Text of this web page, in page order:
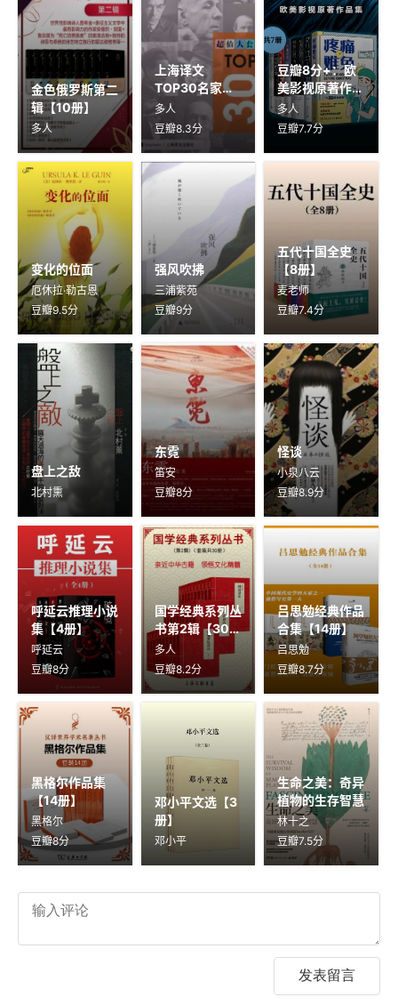
金色俄罗斯第二
辑【10册】
多人
上海译文
TOP30名家名
作大套装【30
册2022年版】
多人
豆瓣8.3分
豆瓣8分+：欧
美影视原著作品
集【7册】
多人
豆瓣7.7分
变化的位面
厄休拉·勒古恩
豆瓣9.5分
强风吹拂
三浦紫苑
豆瓣9分
五代十国全史
【8册】
麦老师
豆瓣7.4分
盘上之敌
北村熏
东霓
笛安
豆瓣8分
怪谈
小泉八云
豆瓣8.9分
呼延云推理小说
集【4册】
呼延云
豆瓣8分
国学经典系列丛
书第2辑【30
册】
多人
豆瓣8.2分
吕思勉经典作品
合集【14册】
吕思勉
豆瓣8.7分
黑格尔作品集
【14册】
黑格尔
豆瓣8分
邓小平文选【3
册】
邓小平
生命之美：奇异
植物的生存智慧
林十之
豆瓣7.5分
发表留言